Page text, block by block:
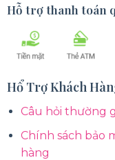
Hỗ trợ thanh toán
Hổ Trợ Khách
Câu hỏi thường
Chính sách bảo
hàng